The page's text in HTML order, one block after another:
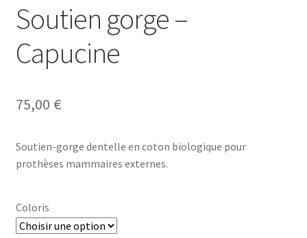
Page exemple Graffiti
Témoignages
Validation de la commande
Soutien gorge –
Capucine
75,00 €
Soutien-gorge dentelle en coton biologique pour
prothèses mammaires externes.
Coloris